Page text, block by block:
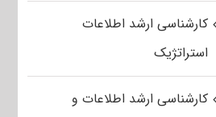
کارشناسی ارشد اطلاعات
استراتژیک
کارشناسی ارشد اطلاعات و